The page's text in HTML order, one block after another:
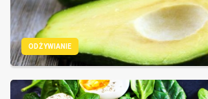
ODŻYWIANIE